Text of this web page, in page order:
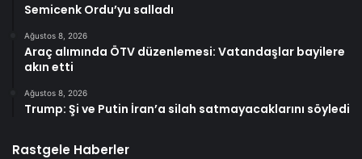
Semicenk Ordu’yu salladı
Ağustos 8, 2026
Araç alımında ÖTV düzenlemesi: Vatandaşlar bayilere
akın etti
Ağustos 8, 2026
Trump: Şi ve Putin İran’a silah satmayacaklarını söyledi
Rastgele Haberler